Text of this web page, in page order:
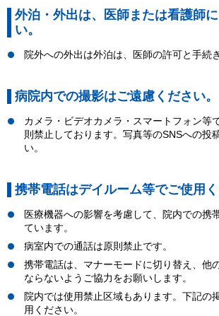
外泊・外出は、医師または看護師
い。
院外への外出は外泊は、医師の許可と手続
病院内での撮影はご遠慮ください。
カメラ・ビデオカメラ・スマートフォン等
則禁止しております。写真等のSNSへの投
い。
携帯電話はデイルーム等でご使用く
医療機器への影響を考慮して、院内での携
ています。
病室内での通話は原則禁止です。
携帯電話は、マナーモードに切り替え、他
ならないようご協力をお願いします。
院内では使用禁止区域もあります。下記の
用ください。